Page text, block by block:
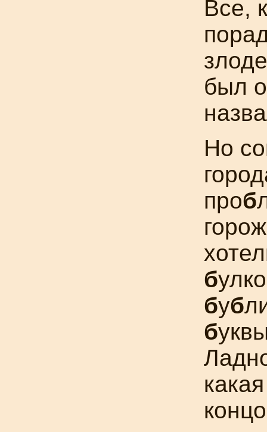
Все,
был
Но
проб
б
буб
б